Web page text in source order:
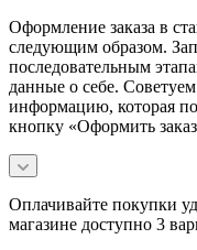
Оформление заказа в
следующим образом.
последовательным
данные о себе.
информацию, которая
кнопку «Оформить
Оплачивайте покупки
магазине доступно 3